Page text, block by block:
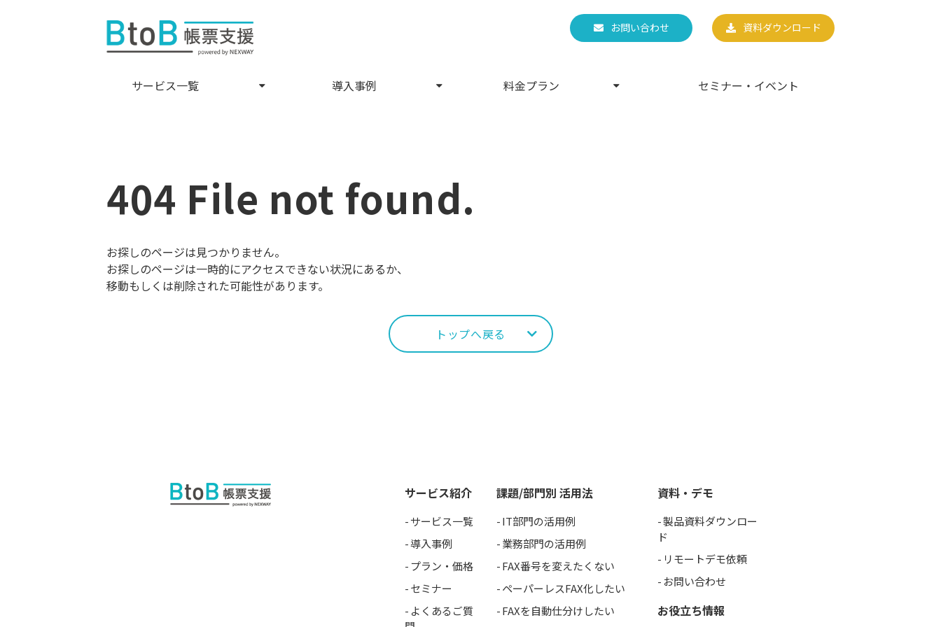
お問い合わせ 資料ダウンロード
サービス一覧 導入事例 料金プラン セミナー・イベント
404 File not found.
お探しのページは見つかりません。
お探しのページは一時的にアクセスできない状況にあるか、
移動もしくは削除された可能性があります。
トップへ戻る
サービス紹介
サービス一覧
導入事例
プラン・価格
セミナー
よくあるご質
課題/部門別 活用法
IT部門の活用例
業務部門の活用例
FAX番号を変えたくない
ペーパーレスFAX化したい
FAXを自動仕分けしたい
資料・デモ
製品資料ダウンロー
ド
リモートデモ依頼
お問い合わせ
お役立ち情報